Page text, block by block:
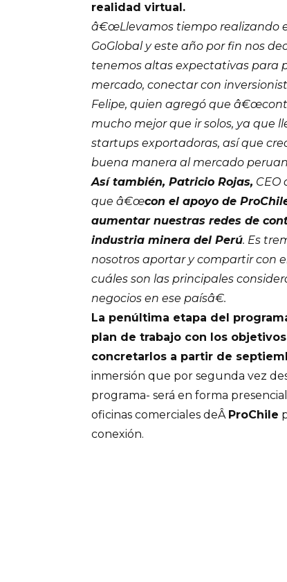
realidad virtual.
â€œLlevamos tiempo realizando
GoGlobal y este año por fin nos
tenemos altas expectativas para
mercado, conectar con
Felipe, quien agregó que
mucho mejor que ir solos, ya que
startups exportadoras, así que
buena manera al mercado
Así también, Patricio Rojas, CEO
que â€œcon el apoyo de
aumentar nuestras redes de
industria minera del Perú. Es
nosotros aportar y compartir con
cuáles son las principales
negocios en ese paísâ€.
La penúltima etapa del
plan de trabajo con los
concretarlos a partir de
inmersión que por segunda vez
programa- será en forma
oficinas comerciales deÂ ProChile
conexión.